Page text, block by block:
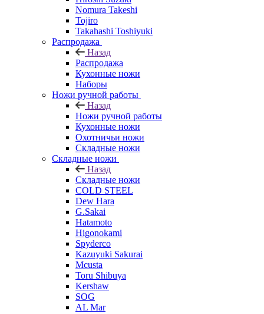
Nomura Takeshi
Tojiro
Takahashi Toshiyuki
Распродажа
Назад
Распродажа
Кухонные ножи
Наборы
Ножи ручной работы
Назад
Ножи ручной работы
Кухонные ножи
Охотничьи ножи
Складные ножи
Складные ножи
Назад
Складные ножи
COLD STEEL
Dew Hara
G.Sakai
Hatamoto
Higonokami
Spyderco
Kazuyuki Sakurai
Mcusta
Toru Shibuya
Kershaw
SOG
AL Mar